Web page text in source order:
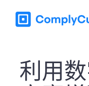
利用